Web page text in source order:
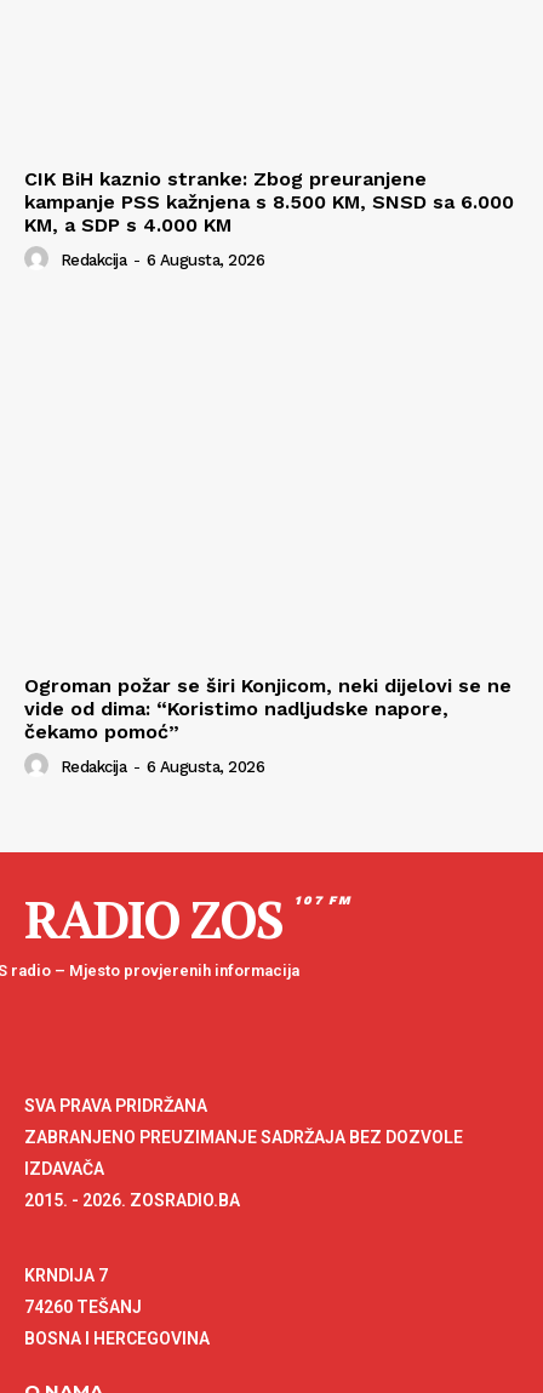
CIK BiH kaznio stranke: Zbog preuranjene
kampanje PSS kažnjena s 8.500 KM, SNSD sa 6.000
KM, a SDP s 4.000 KM
Redakcija - 6 Augusta, 2026
Ogroman požar se širi Konjicom, neki dijelovi se ne
vide od dima: “Koristimo nadljudske napore,
čekamo pomoć”
Redakcija - 6 Augusta, 2026
RADIO ZOS 107 FM
radio – Mjesto provjerenih informacija
SVA PRAVA PRIDRŽANA
ZABRANJENO PREUZIMANJE SADRŽAJA BEZ DOZVOLE
IZDAVAČA
2015. - 2026. ZOSRADIO.BA
KRNDIJA 7
74260 TEŠANJ
BOSNA I HERCEGOVINA